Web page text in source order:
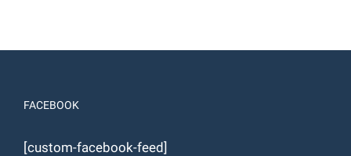
FACEBOOK
[custom-facebook-feed]